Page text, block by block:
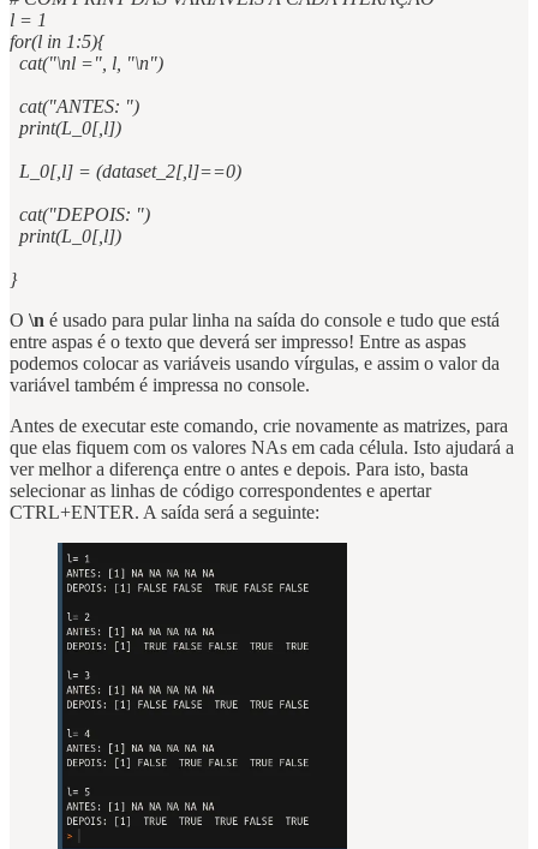
l = 1
for(l in 1:5){
cat("\nl =", l, "\n")
cat("ANTES: ")
print(L_0[,l])
L_0[,l] = (dataset_2[,l]==0)
cat("DEPOIS: ")
print(L_0[,l])
}
O \n é usado para pular linha na saída do console e tudo que está
entre aspas é o texto que deverá ser impresso! Entre as aspas
podemos colocar as variáveis usando vírgulas, e assim o valor da
variável também é impressa no console.
Antes de executar este comando, crie novamente as matrizes, para
que elas fiquem com os valores NAs em cada célula. Isto ajudará a
ver melhor a diferença entre o antes e depois. Para isto, basta
selecionar as linhas de código correspondentes e apertar
CTRL+ENTER. A saída será a seguinte: